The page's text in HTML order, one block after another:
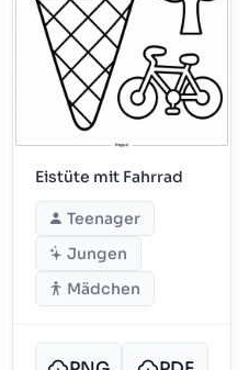
Eistüte mit Fahrrad
Teenager
Jungen
Mädchen